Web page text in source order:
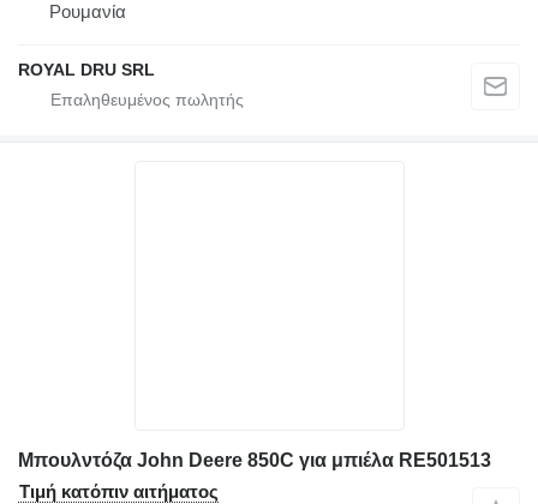
Ρουμανία
ROYAL DRU SRL
Μπουλντόζα John Deere 850C για μπιέλα RE501513
Τιμή κατόπιν αιτήματος